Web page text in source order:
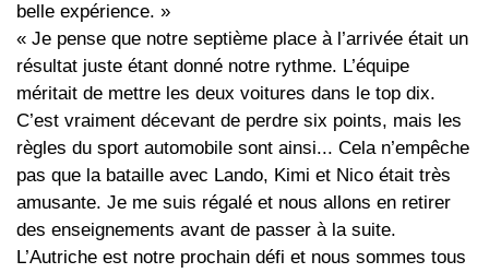
belle expérience. »
« Je pense que notre septième place à l’arrivée était un
résultat juste étant donné notre rythme. L’équipe
méritait de mettre les deux voitures dans le top dix.
C’est vraiment décevant de perdre six points, mais les
règles du sport automobile sont ainsi... Cela n’empêche
pas que la bataille avec Lando, Kimi et Nico était très
amusante. Je me suis régalé et nous allons en retirer
des enseignements avant de passer à la suite.
L’Autriche est notre prochain défi et nous sommes tous